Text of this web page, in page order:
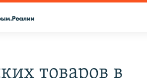
товаров в